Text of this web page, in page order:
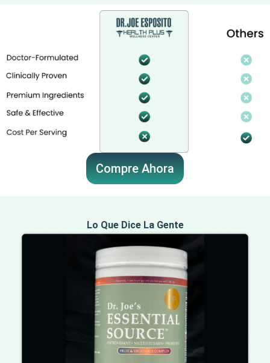
Compre Ahora
Lo Que Dice La Gente